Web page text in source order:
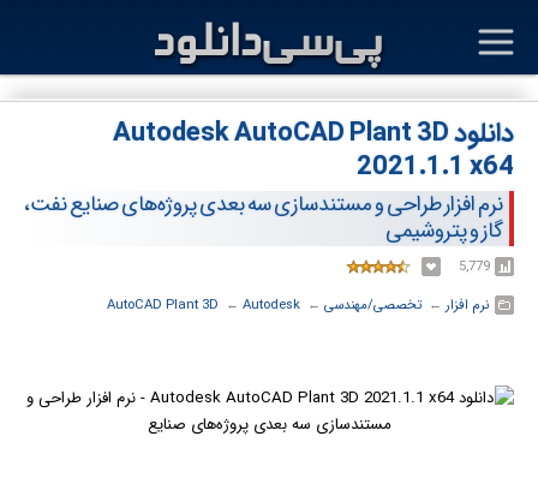
دانلود Autodesk AutoCAD Plant 3D
2021.1.1 x64
نرم افزار طراحی و مستند‌سازی سه بعدی پروژه‌های صنایع نفت،
گاز و پتروشیمی
5,779
نرم افزار ← ‏تخصصی/مهندسی ← ‏
Autodesk
← ‏
AutoCAD Plant 3D